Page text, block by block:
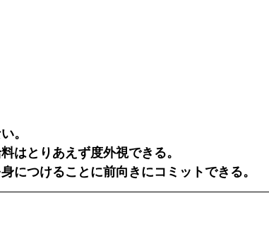
。
はとりあえず度外視できる。
につけることに前向きにコミットできる。